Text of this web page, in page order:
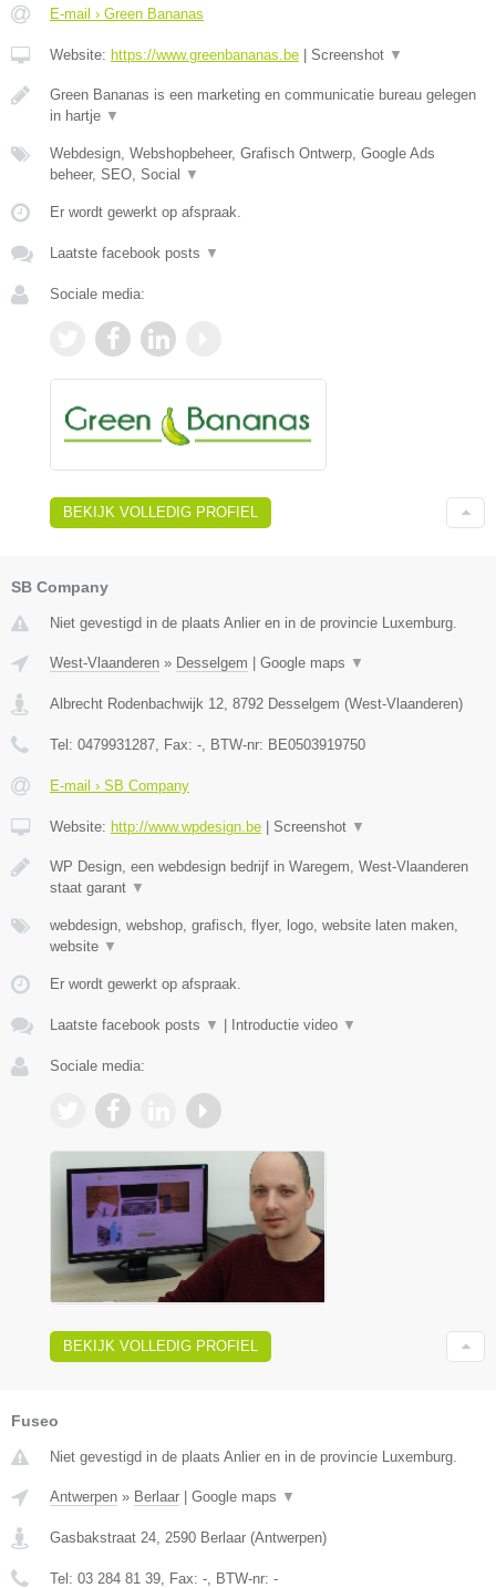
E-mail › Green Bananas
Website: https://www.greenbananas.be | Screenshot ▼
Green Bananas is een marketing en communicatie bureau gelegen
in hartje ▼
Webdesign, Webshopbeheer, Grafisch Ontwerp, Google Ads
beheer, SEO, Social ▼
Er wordt gewerkt op afspraak.
Laatste facebook posts ▼
Sociale media:
BEKIJK VOLLEDIG PROFIEL
SB Company
Niet gevestigd in de plaats Anlier en in de provincie Luxemburg.
West-Vlaanderen » Desselgem Google maps ▼
Albrecht Rodenbachwijk 12 8792 Desselgem (West-Vlaanderen)
Tel: 0479931287 , Fax: - , BTW-nr: BE0503919750
E-mail › SB Company
Website: http://www.wpdesign.be Screenshot ▼
WP Design, een webdesign bedrijf in Waregem, West-Vlaanderen
staat garant ▼
webdesign, webshop, grafisch, flyer, logo, website laten maken,
website ▼
Er wordt gewerkt op afspraak.
Laatste facebook posts ▼ Introductie video ▼
Sociale media:
BEKIJK VOLLEDIG PROFIEL
Fuseo
Niet gevestigd in de plaats Anlier en in de provincie Luxemburg.
Antwerpen » Berlaar Google maps ▼
Gasbakstraat 24 2590 Berlaar (Antwerpen)
Tel: 03 284 81 39 , Fax: - , BTW-nr: -